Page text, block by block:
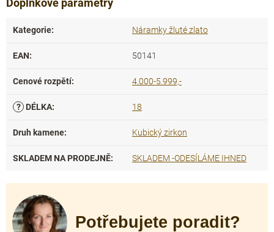
Doplňkové parametry
Kategorie: Náramky žluté zlato
EAN: 50141
Cenové rozpětí: 4.000-5.999,-
? DÉLKA: 18
Druh kamene: Kubický zirkon
SKLADEM NA PRODEJNĚ: SKLADEM -ODESÍLÁME IHNED
Potřebujete poradit?